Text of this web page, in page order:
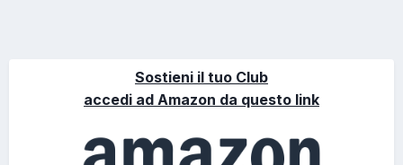
Sostieni il tuo Club
accedi ad Amazon da questo link